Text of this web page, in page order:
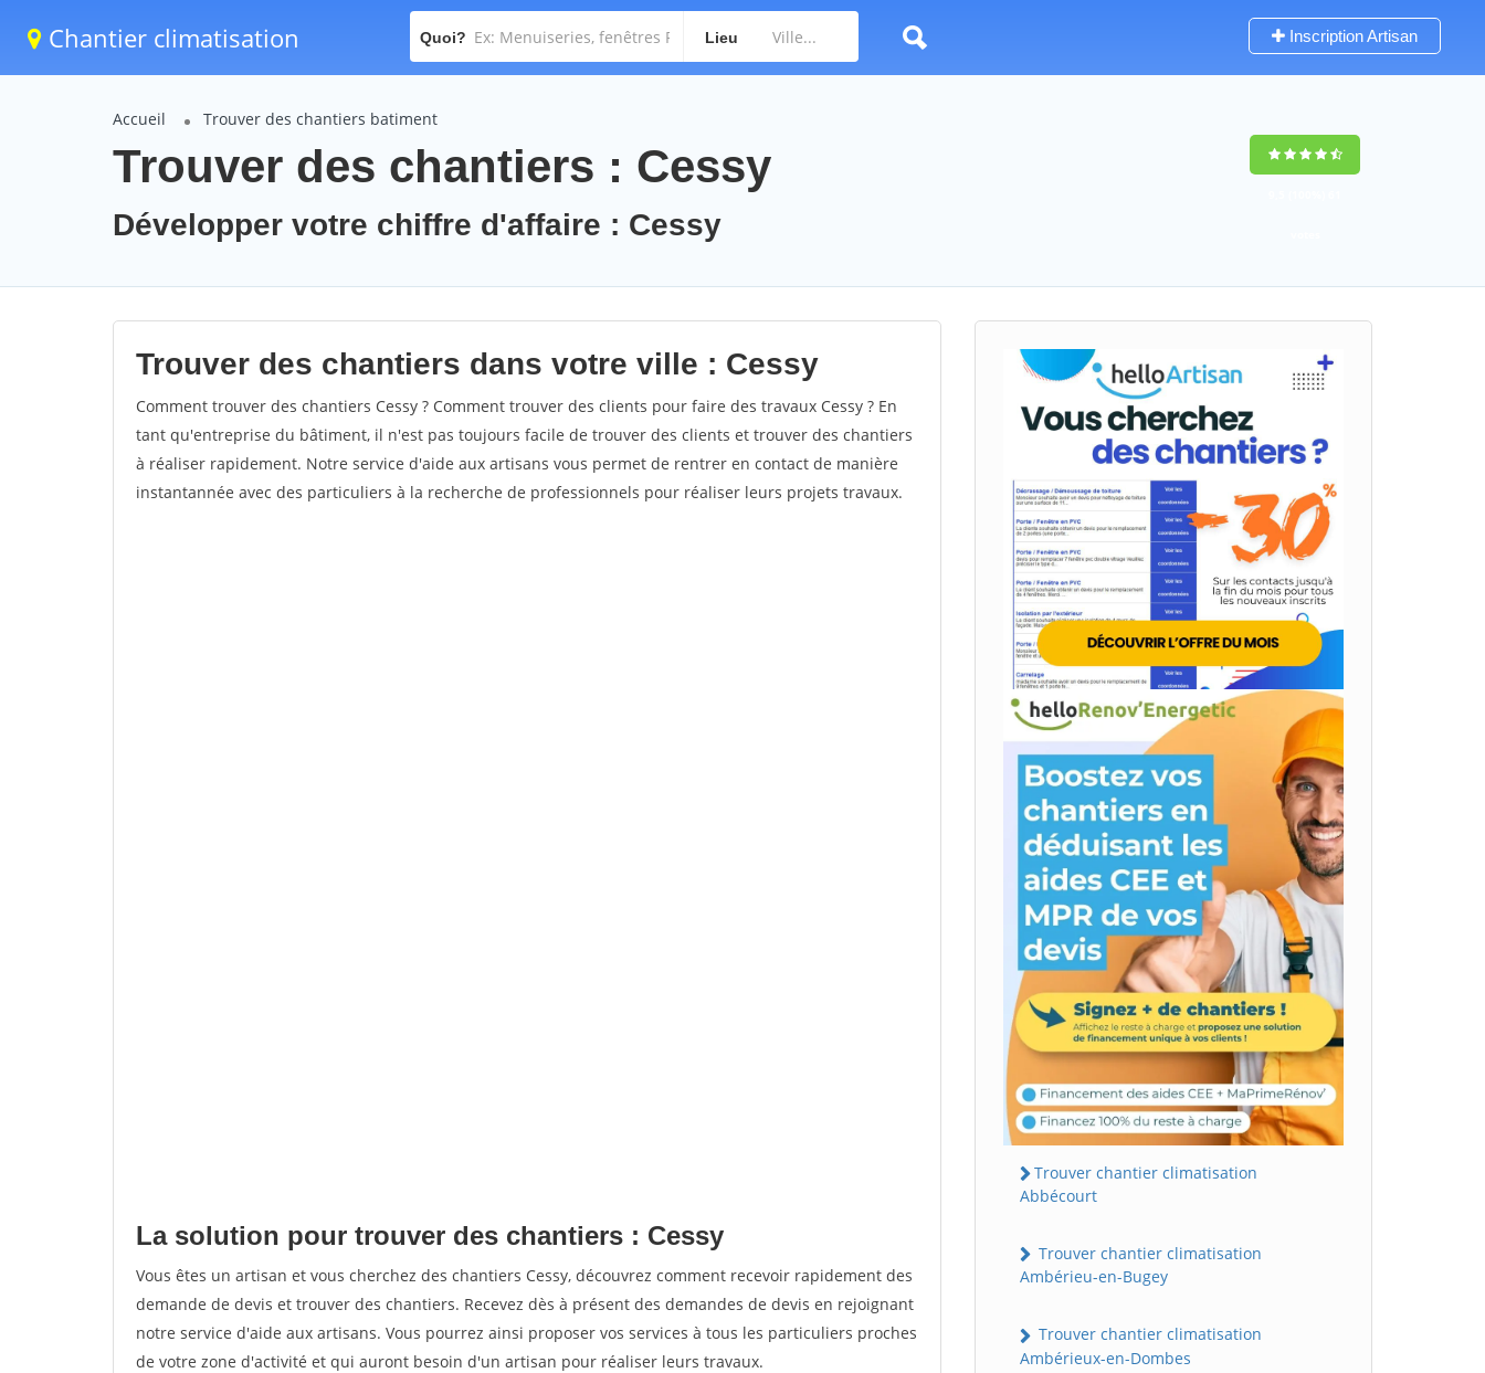
Chantier climatisation Quoi? Lieu Inscription Artisan
Accueil Trouver des chantiers batiment
Trouver des chantiers : Cessy
Développer votre chiffre d'affaire : Cessy
Trouver des chantiers dans votre ville : Cessy
Comment trouver des chantiers Cessy ? Comment trouver des clients pour faire des travaux Cessy ? En
tant qu'entreprise du bâtiment, il n'est pas toujours facile de trouver des clients et trouver des chantiers
à réaliser rapidement. Notre service d'aide aux artisans vous permet de rentrer en contact de manière
instantannée avec des particuliers à la recherche de professionnels pour réaliser leurs projets travaux.
La solution pour trouver des chantiers : Cessy
Vous êtes un artisan et vous cherchez des chantiers Cessy, découvrez comment recevoir rapidement des
demande de devis et trouver des chantiers. Recevez dès à présent des demandes de devis en rejoignant
notre service d'aide aux artisans. Vous pourrez ainsi proposer vos services à tous les particuliers proches
de votre zone d'activité et qui auront besoin d'un artisan pour réaliser leurs travaux.
Trouver chantier climatisation
Abbécourt
Trouver chantier climatisation
Ambérieu-en-Bugey
Trouver chantier climatisation
Ambérieux-en-Dombes